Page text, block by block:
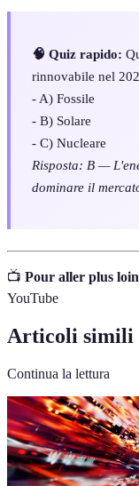
🧠 Quiz rapido:
rinnovabile nel
- A) Fossile
- B) Solare
- C) Nucleare
Risposta: B —
dominare il
📺 Pour aller plus
YouTube
Articoli simili
Continua la lettura